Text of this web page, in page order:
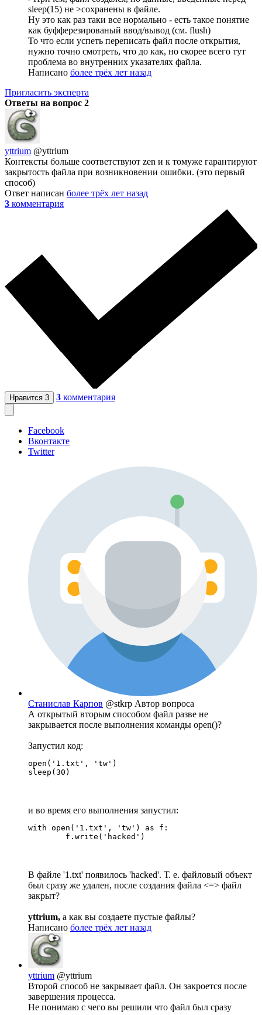
sleep(15) не >сохранены в файле.
Ну это как раз таки все нормально - есть такое понятие
как буфферезированый ввод/вывод (см. flush)
То что если успеть переписать файл после открытия,
нужно точно смотреть, что до как, но скорее всего тут
проблема во внутренних указателях файла.
Написано более трёх лет назад
Пригласить эксперта
Ответы на вопрос 2
yttrium @yttrium
Контексты больше соответствуют zen и к томуже гарантируют
закрытость файла при возникновении ошибки. (это первый
способ)
Ответ написан более трёх лет назад
3 комментария
Нравится 3 3 комментария
Facebook
Вконтакте
Twitter
Станислав Карпов @stkrp Автор вопроса
А открытый вторым способом файл разве не
закрывается после выполнения команды open()?
Запустил код:
open('1.txt', 'tw')
sleep(30)
и во время его выполнения запустил:
with open('1.txt', 'tw') as f:
	f.write('hacked')
В файле '1.txt' появилось 'hacked'. Т. е. файловый объект
был сразу же удален, после создания файла <=> файл
закрыт?
yttrium, а как вы создаете пустые файлы?
Написано более трёх лет назад
yttrium @yttrium
Второй способ не закрывает файл. Он закроется после
завершения процесса.
Не понимаю с чего вы решили что файл был сразу